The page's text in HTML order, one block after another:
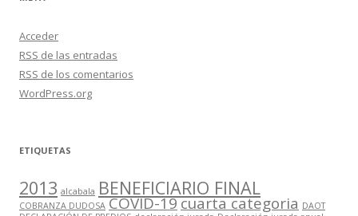
Acceder
RSS de las entradas
RSS de los comentarios
WordPress.org
ETIQUETAS
2013 alcabala BENEFICIARIO FINAL
COBRANZA DUDOSA COVID-19cuarta categoria DAOT